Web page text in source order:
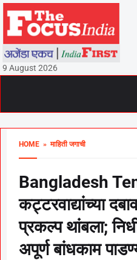
9 August 2026
HOME » माहिती जगाची
Bangladesh
कट्टरवाद्यांच्या
प्रकल्प थांबला;
अपूर्ण बांधकाम